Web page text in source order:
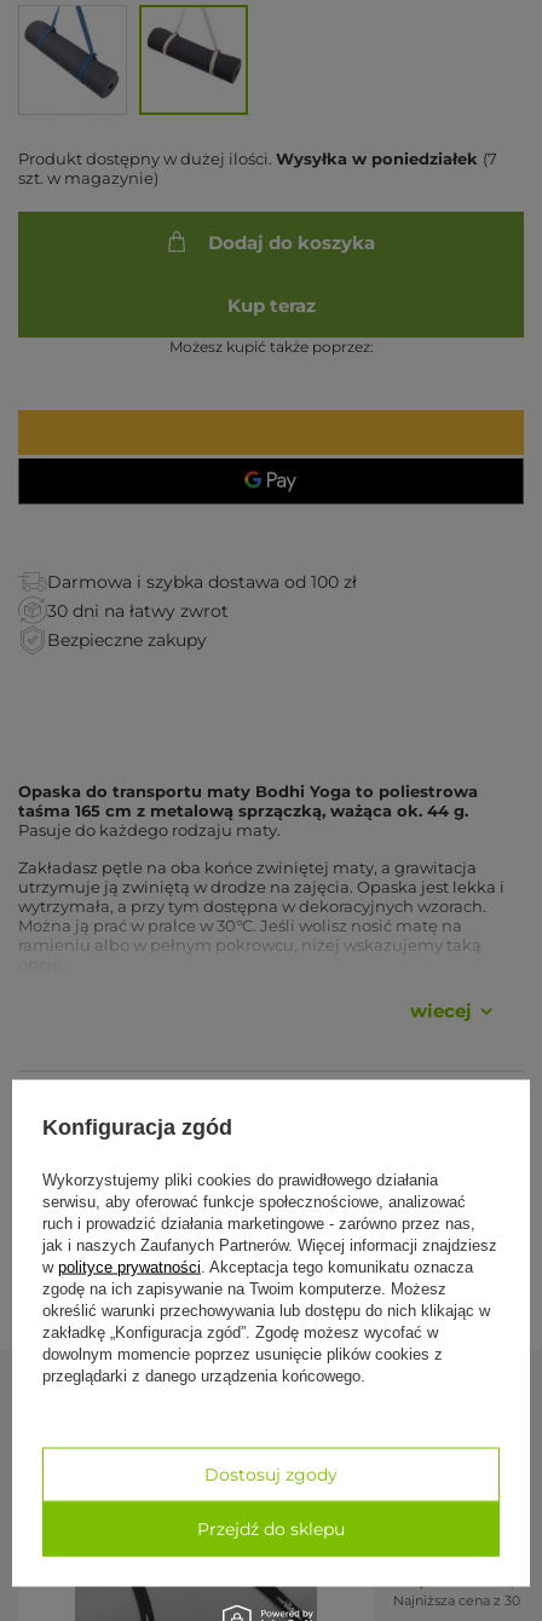
Produkt dostępny w dużej ilości Wysyłka w poniedziałek (7
szt. w magazynie)
Dodaj do koszyka
Kup teraz
Możesz kupić także poprzez:
Darmowa i szybka dostawa od 100 zł
30 dni na łatwy zwrot
Bezpieczne zakupy
Opaska do transportu maty Bodhi Yoga to poliestrowa
taśma 165 cm z metalową sprzączką, ważąca ok. 44 g.
Pasuje do każdego rodzaju maty.
Zakładasz pętle na oba końce zwiniętej maty, a grawitacja
utrzymuje ją zwiniętą w drodze na zajęcia. Opaska jest lekka i
wytrzymała, a przy tym dostępna w dekoracyjnych wzorach.
Można ją prać w pralce w 30°C. Jeśli wolisz nosić matę na
ramieniu albo w pełnym pokrowcu, niżej wskazujemy taką
długość.
Parametry
Parametr Wartość
Marka Bodhi Yoga
Materiał poliester
ok. 44 g
transport zwiniętej maty (każdy rodzaj)
Pranie pralka do 30°C
wiecej
Formy płatności
Dostawa i zwroty
Najniższa cena z 30
Konfiguracja zgód
Wykorzystujemy pliki cookies do prawidłowego działania
serwisu, aby oferować funkcje społecznościowe, analizować
ruch i prowadzić działania marketingowe - zarówno przez nas,
jak i naszych Zaufanych Partnerów. Więcej informacji znajdziesz
w polityce prywatności . Akceptacja tego komunikatu oznacza
zgodę na ich zapisywanie na Twoim komputerze. Możesz
określić warunki przechowywania lub dostępu do nich klikając w
zakładkę „Konfiguracja zgód”. Zgodę możesz wycofać w
dowolnym momencie poprzez usunięcie plików cookies z
przeglądarki z danego urządzenia końcowego.
Dostosuj zgody
Przejdź do sklepu